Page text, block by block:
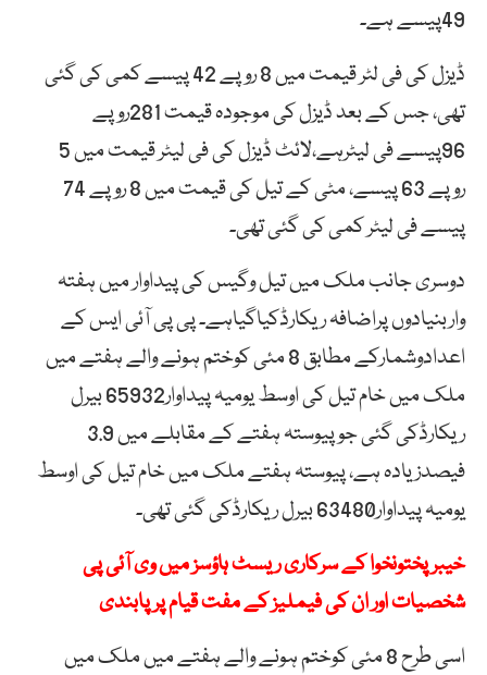
49پیسے ہے۔
ڈیزل کی فی لٹر قیمت میں 8 روپے 42 پیسے کمی کی گئی
تھی، جس کے بعد ڈیزل کی موجودہ قیمت 281روپے
96پیسے فی لیٹرہے،لائٹ ڈیزل کی فی لیٹر قیمت میں 5
روپے 63 پیسے، مٹی کے تیل کی قیمت میں 8 روپے 74
پیسے فی لیٹر کمی کی گئی تھی۔
دوسری جانب ملک میں تیل وگیس کی پیداوار میں ہفتہ
واربنیادوں پراضافہ ریکارڈکیاگیاہے۔ پی پی آئی ایس کے
اعدادوشمارکے مطابق 8 مئی کوختم ہونے والے ہفتے میں
ملک میں خام تیل کی اوسط یومیہ پیداوار65932 بیرل
ریکارڈکی گئی جوپیوستہ ہفتے کے مقابلے میں 3.9
فیصدزیادہ ہے، پیوستہ ہفتے ملک میں خام تیل کی اوسط
یومیہ پیداوار63480 بیرل ریکارڈکی گئی تھی۔
خیبرپختونخوا کے سرکاری ریسٹ ہاؤسز میں وی آئی پی
شخصیات اور ان کی فیملیز کے مفت قیام پر پابندی
اسی طرح 8 مئی کوختم ہونے والے ہفتے میں ملک میں